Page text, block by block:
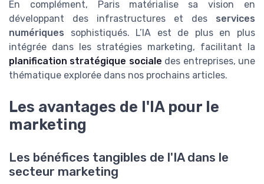
En complément, Paris matérialise sa vision en
développant des infrastructures et des services
numériques sophistiqués. L’IA est de plus en plus
intégrée dans les stratégies marketing, facilitant la
planification stratégique sociale des entreprises, une
thématique explorée dans nos prochains articles.
Les avantages de l'IA pour le
marketing
Les bénéfices tangibles de l'IA dans le
secteur marketing